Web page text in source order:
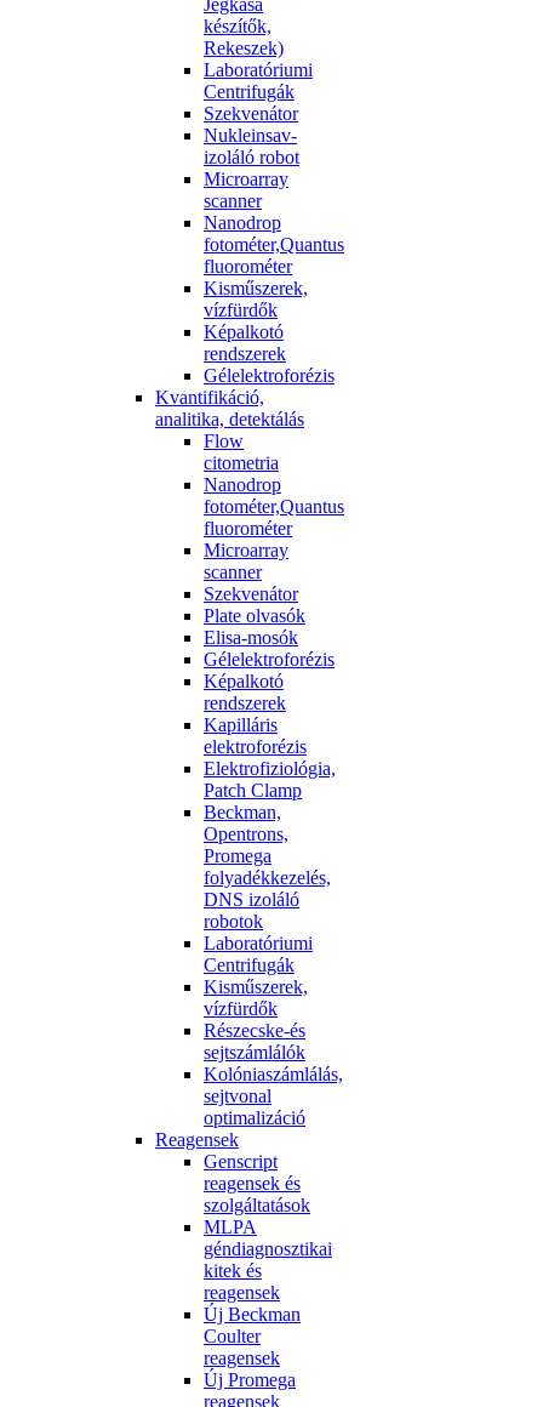
készítők,
Rekeszek)
Laboratóriumi
Centrifugák
Szekvenátor
Nukleinsav-
izoláló robot
Microarray
scanner
Nanodrop
fotométer,Quantus
fluorométer
Kisműszerek,
vízfürdők
Képalkotó
rendszerek
Gélelektroforézis
Kvantifikáció,
analitika, detektálás
Flow
citometria
Nanodrop
fotométer,Quantus
fluorométer
Microarray
scanner
Szekvenátor
Plate olvasók
Elisa-mosók
Gélelektroforézis
Képalkotó
rendszerek
Kapilláris
elektroforézis
Elektrofiziológia,
Patch Clamp
Beckman,
Opentrons,
Promega
folyadékkezelés,
DNS izoláló
robotok
Laboratóriumi
Centrifugák
Kisműszerek,
vízfürdők
Részecske-és
sejtszámlálók
Kolóniaszámlálás,
sejtvonal
optimalizáció
Reagensek
Genscript
reagensek és
szolgáltatások
MLPA
géndiagnosztikai
kitek és
reagensek
Új Beckman
Coulter
reagensek
Új Promega
reagensek